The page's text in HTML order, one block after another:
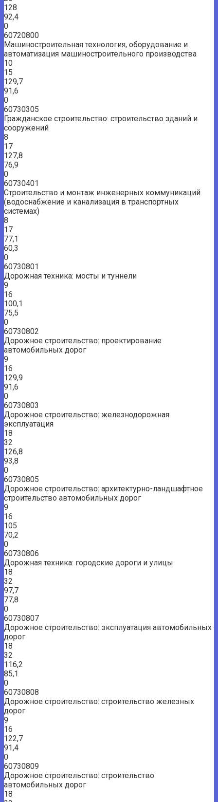
128
92,4
0
60720800
Машиностроительная технология, оборудование и
автоматизация машиностроительного производства
10
15
129,7
91,6
0
60730305
Гражданское строительство: строительство зданий и
сооружений
8
17
127,8
76,9
0
60730401
Строительство и монтаж инженерных коммуникаций
(водоснабжение и канализация в транспортных
системах)
8
17
77,1
60,3
0
60730801
Дорожная техника: мосты и туннели
9
16
100,1
75,5
0
60730802
Дорожное строительство: проектирование
автомобильных дорог
9
16
129,9
91,6
0
60730803
Дорожное строительство: железнодорожная
эксплуатация
18
32
126,8
93,8
0
60730805
Дорожное строительство: архитектурно-ландшафтное
строительство автомобильных дорог
9
16
105
70,2
0
60730806
Дорожная техника: городские дороги и улицы
18
32
97,7
77,8
0
60730807
Дорожное строительство: эксплуатация автомобильных
дорог
18
32
116,2
85,1
0
60730808
Дорожное строительство: строительство железных
дорог
9
16
122,7
91,4
0
60730809
Дорожное строительство: строительство
автомобильных дорог
18